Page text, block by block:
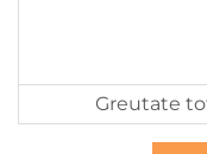
Greutate